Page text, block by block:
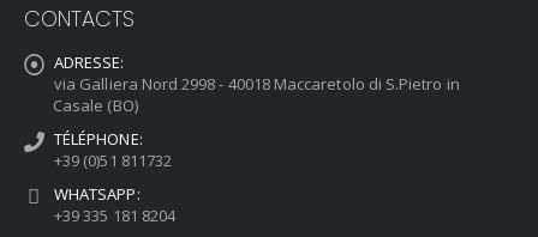
CONTACTS
ADRESSE:
via Galliera Nord 2998 - 40018 Maccaretolo di S.Pietro in
Casale (BO)
TÉLÉPHONE:
+39 (0)51 811732
WHATSAPP:
+39 335 181 8204